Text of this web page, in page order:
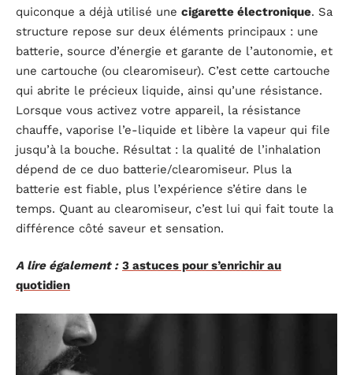
quiconque a déjà utilisé une cigarette électronique. Sa
structure repose sur deux éléments principaux : une
batterie, source d’énergie et garante de l’autonomie, et
une cartouche (ou clearomiseur). C’est cette cartouche
qui abrite le précieux liquide, ainsi qu’une résistance.
Lorsque vous activez votre appareil, la résistance
chauffe, vaporise l’e-liquide et libère la vapeur qui file
jusqu’à la bouche. Résultat : la qualité de l’inhalation
dépend de ce duo batterie/clearomiseur. Plus la
batterie est fiable, plus l’expérience s’étire dans le
temps. Quant au clearomiseur, c’est lui qui fait toute la
différence côté saveur et sensation.
A lire également : 3 astuces pour s’enrichir au
quotidien